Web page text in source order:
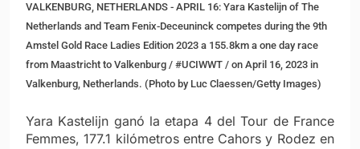
VALKENBURG, NETHERLANDS - APRIL 16: Yara Kastelijn of The
Netherlands and Team Fenix-Deceuninck competes during the 9th
Amstel Gold Race Ladies Edition 2023 a 155.8km a one day race
from Maastricht to Valkenburg / #UCIWWT / on April 16, 2023 in
Valkenburg, Netherlands. (Photo by Luc Claessen/Getty Images)
Yara Kastelijn ganó la etapa 4 del Tour de France
Femmes, 177.1 kilómetros entre Cahors y Rodez en